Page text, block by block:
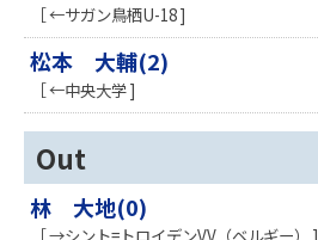
［ ←サガン鳥栖U-18 ]
松本 大輔(2)
［ ←中央大学 ]
Out
林 大地(0)